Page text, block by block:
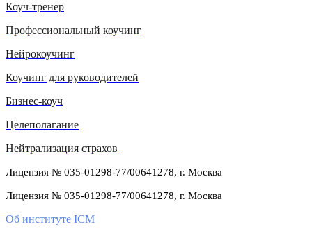
Коуч-тренер
Профессиональный коучинг
Нейрокоучинг
Коучинг для руководителей
Бизнес-коуч
Целеполагание
Нейтрализация страхов
Лицензия № 035-01298-77/00641278, г. Москва
Лицензия № 035-01298-77/00641278, г. Москва
Об институте ICM